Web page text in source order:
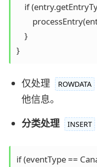
if
    }
}
仅处理 ROWDATA
他信息。
分类处理
INSERT
if (eventType ==